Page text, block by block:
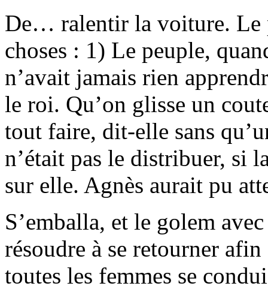
De… ralentir la voiture. Le
choses : 1) Le peuple,
n’avait jamais rien
le roi. Qu’on glisse un
tout faire, dit-elle sans
n’était pas le distribuer, si
sur elle. Agnès aurait pu
S’emballa, et le golem
résoudre à se retourner
toutes les femmes se